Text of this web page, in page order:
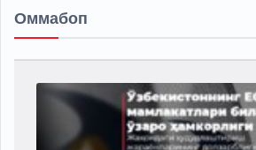
Оммабоп